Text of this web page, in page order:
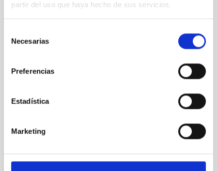
partir del uso que haya hecho de sus servicios.
Necesarias
Preferencias
Estadística
Marketing
tercer planeta encontrado en
vecindario cósmico", afirma
doctorado financiado por
Fundación "La Caixa" en el IAC y
(ULL), y autor principal del
11/03/2025 - 11:02:43